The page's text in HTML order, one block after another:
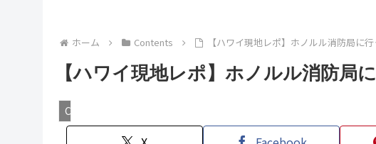
ホーム Contents 【ハワイ現地レポ】ホノルル消防局に
【ハワイ現地レポ】ホノルル消防局
Contents